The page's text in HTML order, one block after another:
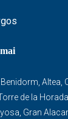
Benidorm, Altea,
de la
, Gran